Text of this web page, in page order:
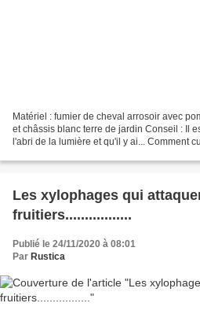
Matériel : fumier de cheval arrosoir avec
et châssis blanc terre de jardin Conseil : Il
l'abri de la lumière et qu'il y ai... Comment
Les xylophages qui
fruitiers.................
Publié le 24/11/2020 à 08:01
Par Rustica